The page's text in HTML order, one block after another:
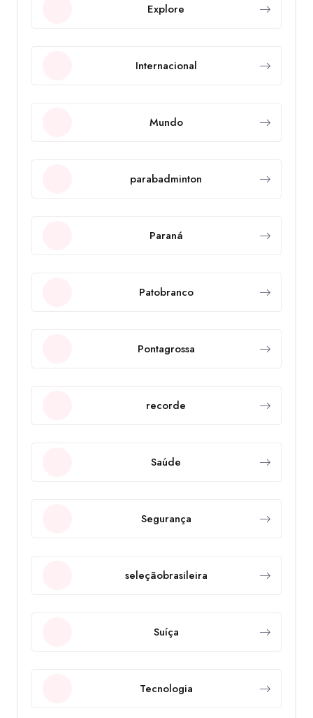
Explore
Internacional
Mundo
parabadminton
Paraná
Patobranco
Pontagrossa
recorde
Saúde
Segurança
seleçãobrasileira
Suíça
Tecnologia